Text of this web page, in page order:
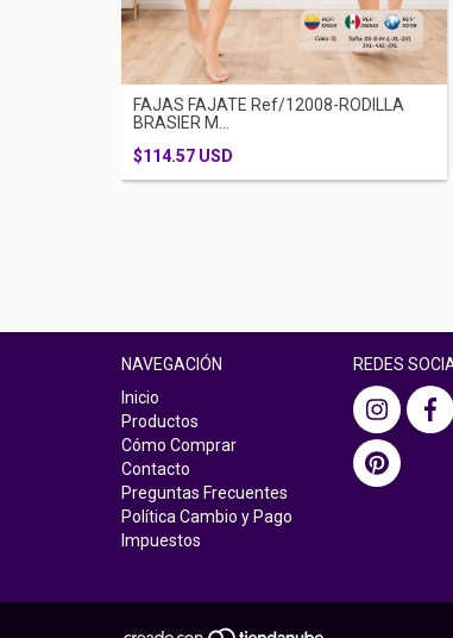
FAJAS FAJATE Ref/12008-RODILLA
BRASIER M...
$114.57 USD
NAVEGACIÓN
Inicio
Productos
Cómo Comprar
Contacto
Preguntas Frecuentes
Política Cambio y Pago
Impuestos
REDES